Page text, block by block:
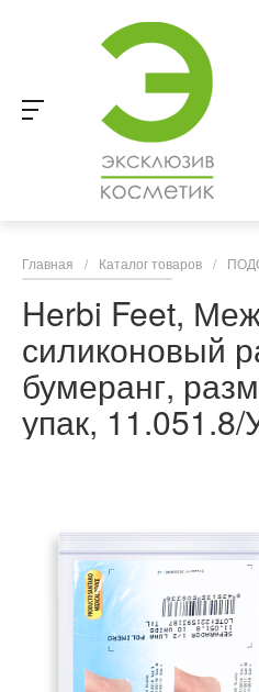
Главная / Каталог товаров /
Herbi Feet,
силиконовый
бумеранг,
упак,